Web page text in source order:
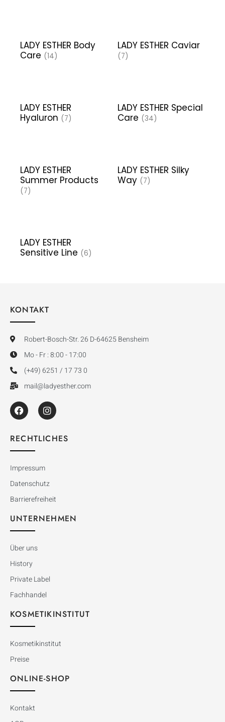
LADY ESTHER Body
Care (14)
LADY ESTHER Caviar
(7)
LADY ESTHER
Hyaluron (7)
LADY ESTHER Special
Care (34)
LADY ESTHER
Summer Products
(7)
LADY ESTHER Silky
Way (7)
LADY ESTHER
Sensitive Line (6)
KONTAKT
Robert-Bosch-Str. 26 D-64625 Bensheim
Mo - Fr : 8:00 - 17:00
(+49) 6251 / 17 73 0
mail@ladyesther.com
RECHTLICHES
Impressum
Datenschutz
Barrierefreiheit
UNTERNEHMEN
Über uns
History
Private Label
Fachhandel
KOSMETIKINSTITUT
Kosmetikinstitut
Preise
ONLINE-SHOP
Kontakt